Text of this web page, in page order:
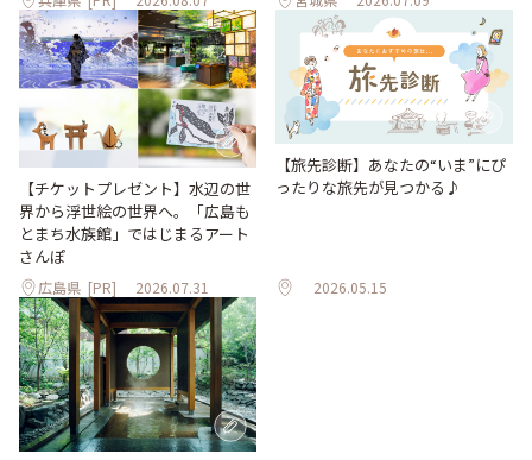
【チケットプレゼント】水辺の世
界から浮世絵の世界へ。「広島も
とまち水族館」ではじまるアート
さんぽ
広島県 [PR] 2026.07.31
【旅先診断】あなたの“いま”にぴ
ったりな旅先が見つかる♪
2026.05.15